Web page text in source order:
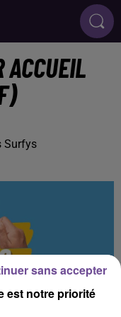
ACCUEIL
Surfys
est notre priorité
sans accepter